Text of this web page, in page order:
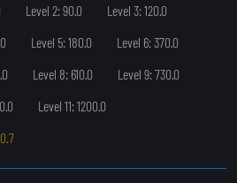
Level 2: 90.0
Level 3: 120.0
Level 5: 180.0
Level 6: 370.0
Level 8: 610.0
Level 9: 730.0
Level 11: 1200.0